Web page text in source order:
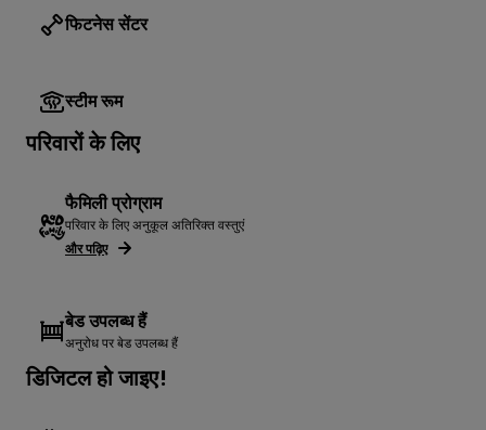
फिटनेस सेंटर
स्टीम रूम
परिवारों के लिए
फैमिली प्रोग्राम
परिवार के लिए अनुकूल अतिरिक्त वस्तुएं
और पढ़िए
बेड उपलब्ध हैं
अनुरोध पर बेड उपलब्ध हैं
डिजिटल हो जाइए!